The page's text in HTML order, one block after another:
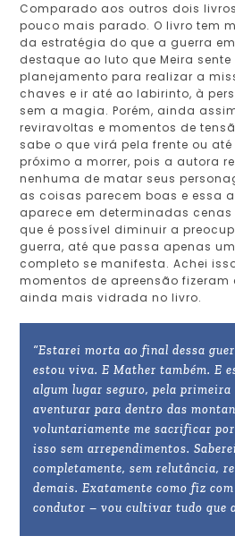
Comparado aos outros dois
pouco mais parado. O livro tem
da estratégia do que a guerra
destaque ao luto que Meira
planejamento para realizar a
chaves e ir até ao labirinto, à
sem a magia. Porém, ainda
reviravoltas e momentos de
sabe o que virá pela frente ou
próximo a morrer, pois a autora
nenhuma de matar seus
as coisas parecem boas e essa
aparece em determinadas
que é possível diminuir a
guerra, até que passa apenas
completo se manifesta. Achei
momentos de apreensão
ainda mais vidrada no livro.
“Estarei morta ao final dessa
estou viva. E Mather também. E
algum lugar seguro, pela primeira
aventurar para dentro das
voluntariamente me sacrificar
isso sem arrependimentos.
completamente, sem relutância,
demais. Exatamente como fiz
condutor – vou cultivar tudo que